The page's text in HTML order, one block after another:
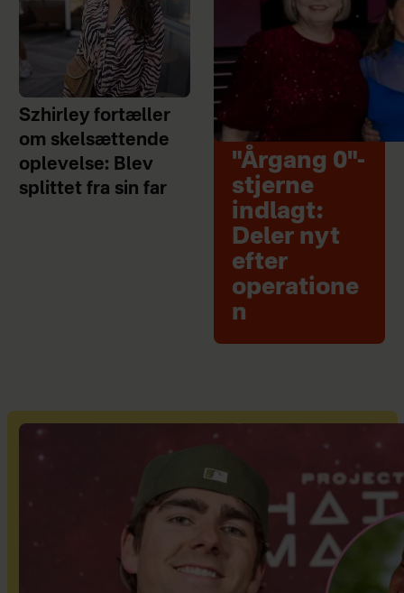
Szhirley fortæller
om skelsættende
oplevelse: Blev
splittet fra sin far
"Årgang 0"-
stjerne
indlagt:
Deler nyt
efter
operatione
n